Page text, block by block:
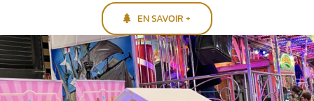
EN SAVOIR +